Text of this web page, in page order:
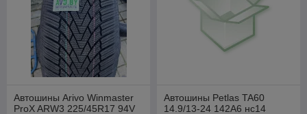
Автошины Arivo Winmaster
ProX ARW3 225/45R17 94V
Автошины Petlas TA60
14.9/13-24 142A6 нс14